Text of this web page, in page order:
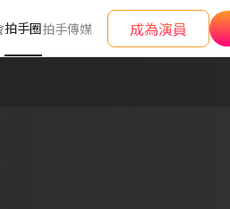
拍手圈拍手傳媒 成為演員